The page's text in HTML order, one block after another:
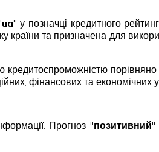
ua" у позначці кредитного
країни та призначена для
фінансових та економічних
Прогноз "позитивний"